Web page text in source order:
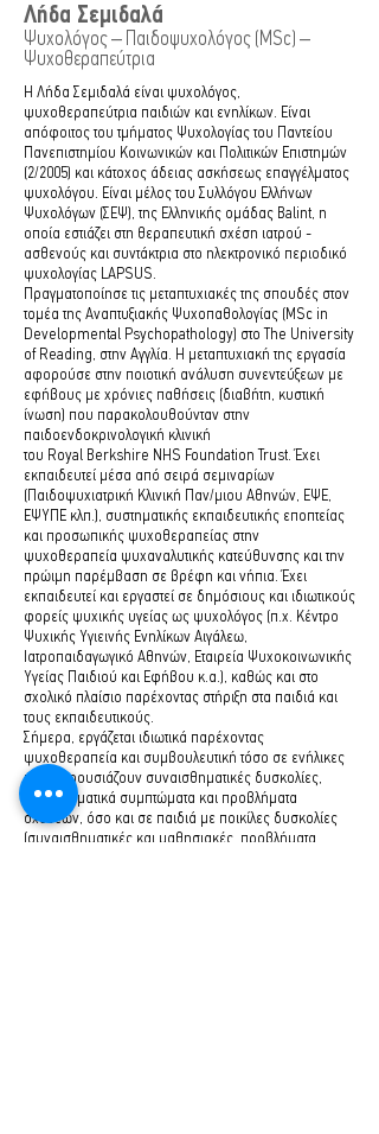
Λήδα Σεμιδαλά
Ψυχολόγος – Παιδοψυχολόγος (MSc) –
Ψυχοθεραπεύτρια
Η Λήδα Σεμιδαλά είναι ψυχολόγος,
ψυχοθεραπεύτρια παιδιών και ενηλίκων. Είναι
απόφοιτος του τμήματος Ψυχολογίας του Παντείου
Πανεπιστημίου Κοινωνικών και Πολιτικών Επιστημών
(2/2005) και κάτοχος άδειας ασκήσεως επαγγέλματος
ψυχολόγου. Είναι μέλος του Συλλόγου Ελλήνων
Ψυχολόγων (ΣΕΨ), της Ελληνικής ομάδας Balint, η
οποία εστιάζει στη θεραπευτική σχέση ιατρού -
ασθενούς και συντάκτρια στο ηλεκτρονικό περιοδικό
ψυχολογίας LAPSUS.
Πραγματοποίησε τις μεταπτυχιακές της σπουδές στον
τομέα της Αναπτυξιακής Ψυχοπαθολογίας (MSc in
Developmental Psychopathology) στο The University
of Reading, στην Αγγλία. Η μεταπτυχιακή της εργασία
αφορούσε στην ποιοτική ανάλυση συνεντεύξεων με
εφήβους με χρόνιες παθήσεις (διαβήτη, κυστική
ίνωση) που παρακολουθούνταν στην
παιδοενδοκρινολογική κλινική
του Royal Berkshire NHS Foundation Trust. Έχει
εκπαιδευτεί μέσα από σειρά σεμιναρίων
(Παιδοψυχιατρική Κλινική Παν/μιου Αθηνών, ΕΨΕ,
ΕΨΥΠΕ κλπ.), συστηματικής εκπαιδευτικής εποπτείας
και προσωπικής ψυχοθεραπείας στην
ψυχοθεραπεία ψυχαναλυτικής κατεύθυνσης και την
πρώιμη παρέμβαση σε βρέφη και νήπια. Έχει
εκπαιδευτεί και εργαστεί σε δημόσιους και ιδιωτικούς
φορείς ψυχικής υγείας ως ψυχολόγος (π.χ. Κέντρο
Ψυχικής Υγιεινής Ενηλίκων Αιγάλεω,
Ιατροπαιδαγωγικό Αθηνών, Εταιρεία Ψυχοκοινωνικής
Υγείας Παιδιού και Εφήβου κ.α.), καθώς και στο
σχολικό πλαίσιο παρέχοντας στήριξη στα παιδιά και
τους εκπαιδευτικούς.
Σήμερα, εργάζεται ιδιωτικά παρέχοντας
ψυχοθεραπεία και συμβουλευτική τόσο σε ενήλικες
που παρουσιάζουν συναισθηματικές δυσκολίες,
ψυχοσωματικά συμπτώματα και προβλήματα
σχέσεων, όσο και σε παιδιά με ποικίλες δυσκολίες
(συναισθηματικές και μαθησιακές, προβλήματα